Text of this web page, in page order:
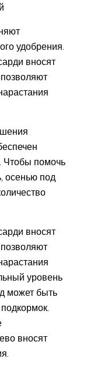
удобрения.
вносят
Чтобы помочь
осенью под
вносят
уровень
может быть
вносят